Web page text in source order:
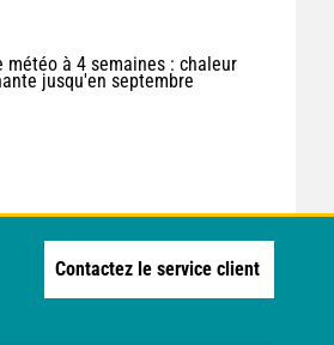
météo à 4 semaines : chaleur
jusqu'en septembre
Contactez le service client